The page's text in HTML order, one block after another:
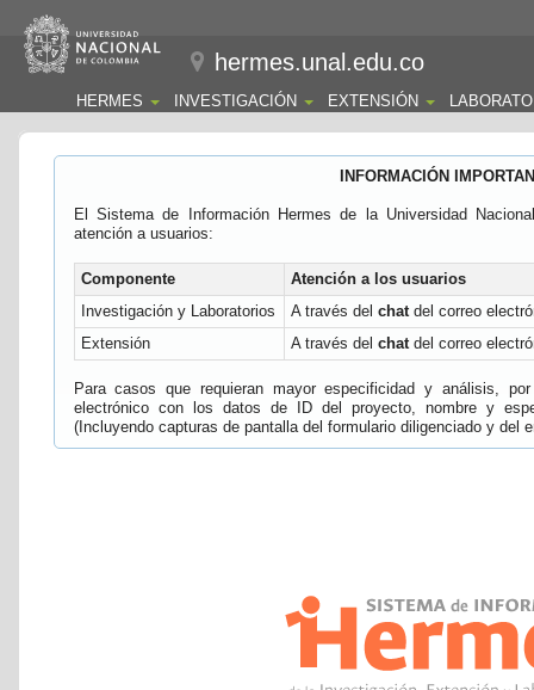
hermes.unal.edu.co
HERMES INVESTIGACIÓN EXTENSIÓN
INFORMACIÓN
El Sistema de Información Hermes de la Universidad
atención a usuarios:
Componente
Atención a los usuarios
Investigación y Laboratorios
A través del chatdel correo
Extensión
A través del chatdel correo
Para casos que requieran mayor especificidad y análisis,
electrónico con los datos de ID del proyecto, nombre y
(Incluyendo capturas de pantalla del formulario diligenciado y del